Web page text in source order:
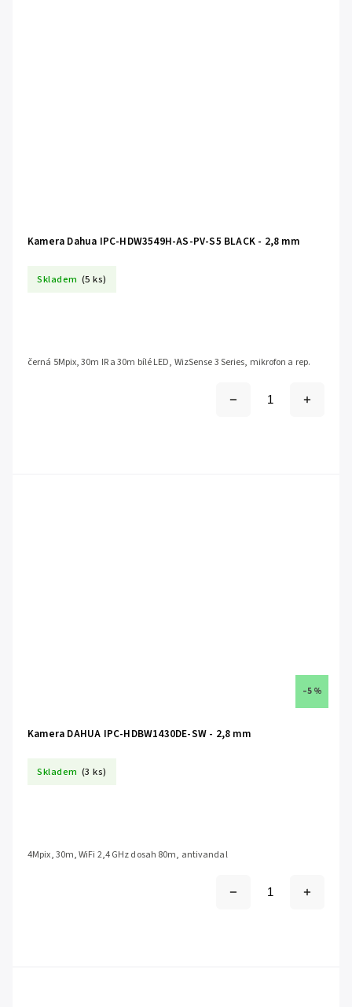
Kamera Dahua IPC-HDW3549H-AS-PV-S5 BLACK - 2,8 mm
Skladem (5 ks)
–5 %
Kamera DAHUA IPC-HDBW1430DE-SW - 2,8 mm
Skladem (3 ks)
4Mpix, 30m, WiFi 2,4 GHz dosah 80m, antivandal